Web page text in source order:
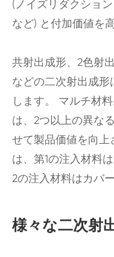
(ノイズリダクショ
など) と付加価値を
共射出成形、2色射
などの二次射出成
します。 マルチ材
は、2つ以上の異な
せて製品価値を向
は、第1の注入材料
2の注入材料はカバ
様々な二次射